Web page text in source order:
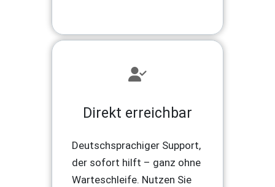
Direkt erreichbar
Deutschsprachiger Support,
der sofort hilft – ganz ohne
Warteschleife. Nutzen Sie